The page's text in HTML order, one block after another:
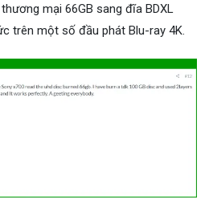
mại 66GB sang đĩa BDXL
trên một số đầu phát Blu-ray 4K.